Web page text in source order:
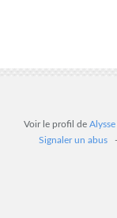
Voir le profil de Alysse
Signaler un abus